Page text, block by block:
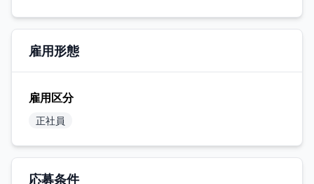
雇用形態
雇用区分
正社員
応募条件